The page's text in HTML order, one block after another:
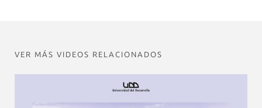
VER MÁS VIDEOS RELACIONADOS